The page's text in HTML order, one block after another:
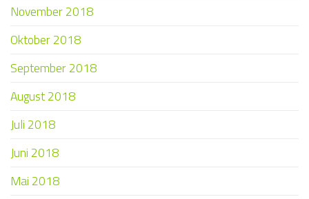
November 2018
Oktober 2018
September 2018
August 2018
Juli 2018
Juni 2018
Mai 2018